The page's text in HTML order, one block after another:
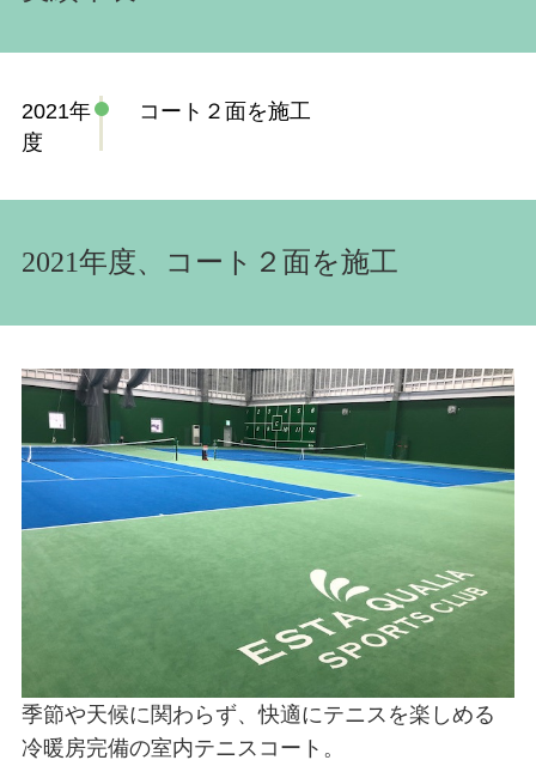
2021年
度
コート２面を施工
2021年度、コート２面を施工
季節や天候に関わらず、快適にテニスを楽しめる
冷暖房完備の室内テニスコート。